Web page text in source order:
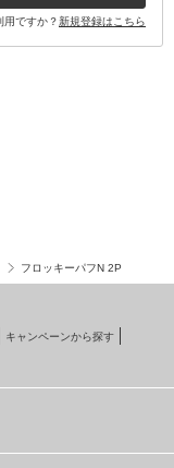
用ですか？新規登録はこちら
フロッキーパフN 2P
キャンペーンから探す